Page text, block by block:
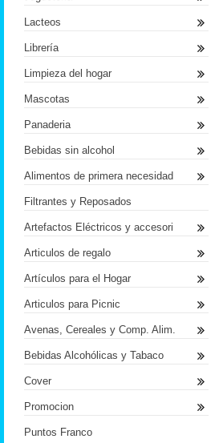
Lacteos
Librería
Limpieza del hogar
Mascotas
Panaderia
Bebidas sin alcohol
Alimentos de primera necesidad
Filtrantes y Reposados
Artefactos Eléctricos y accesori
Articulos de regalo
Artículos para el Hogar
Articulos para Picnic
Avenas, Cereales y Comp. Alim.
Bebidas Alcohólicas y Tabaco
Cover
Promocion
Puntos Franco